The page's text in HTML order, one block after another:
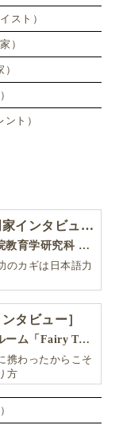
スト）
）
ト）
佐藤久美子 教授［専門家インタビュー］
言語学者・玉川大学大学院教育学研究科 教授・NHK「えいごであそぼ」総合指導
のカギは日本語力
タビュー］
バイリンガルアート保育ルーム「Fairy Tale（フェアリーテイル）」
携わったからこそ
方